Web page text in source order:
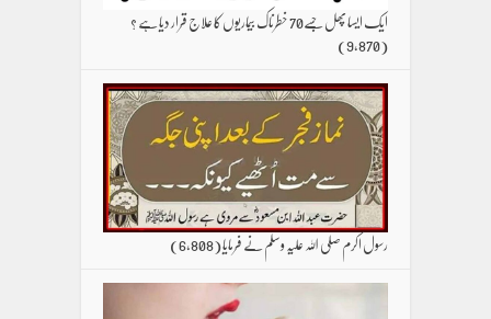
ایک ایسا پھل جسے70 خطرناک بیماریوں کا علاج قرار دیا ہے ؟
(9,870)
رسول اکرم صلی اللہ علیہ وسلم نے فرمایا(6,808)